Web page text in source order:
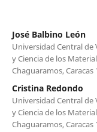
José Balbino León
Universidad Central de
y Ciencia de los
Chaguaramos, Caracas
Cristina Redondo
Universidad Central de
y Ciencia de los
Chaguaramos, Caracas